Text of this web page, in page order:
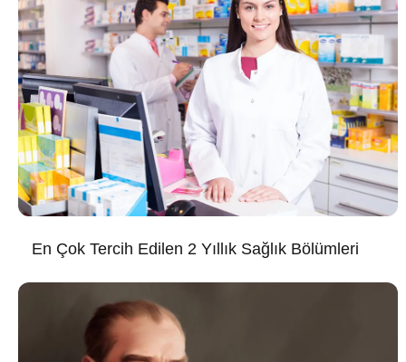
En Çok Tercih Edilen 2 Yıllık Sağlık Bölümleri